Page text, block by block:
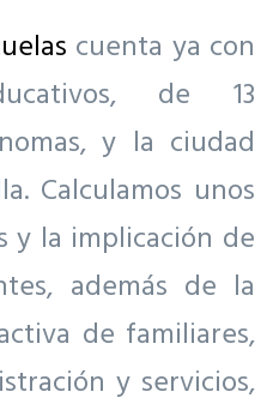
cuenta ya con
de 13
y la ciudad
Calculamos unos
y la implicación de
además de la
de familiares,
y servicios,